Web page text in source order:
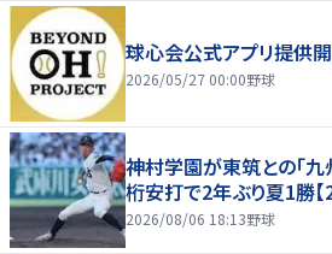
球心会公式アプリ提供開
2026/05/27 00:00野球
神村学園が東筑との｢九
桁安打で2年ぶり夏1勝【
2026/08/06 18:13野球